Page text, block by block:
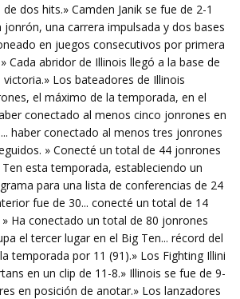
dos hits.» Camden Janik se fue de 2-1
una carrera impulsada y dos bases
en juegos consecutivos por primera
Cada abridor de Illinois llegó a la base de
Los bateadores de Illinois
el máximo de la temporada, en el
conectado al menos cinco jonrones en
haber conectado al menos tres jonrones
» Conecté un total de 44 jonrones
esta temporada, estableciendo un
para una lista de conferencias de 24
fue de 30... conecté un total de 14
Ha conectado un total de 80 jonrones
el tercer lugar en el Big Ten... récord del
temporada por 11 (91).» Los Fighting Illini
en un clip de 11-8.» Illinois se fue de 9-
en posición de anotar.» Los lanzadores